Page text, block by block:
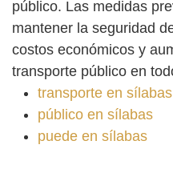
público. Las medidas
mantener la seguridad
costos económicos y
transporte público en
transporte en sílabas
público en sílabas
puede en sílabas